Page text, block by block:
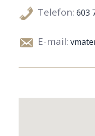
Telefon: 603
E-mail: